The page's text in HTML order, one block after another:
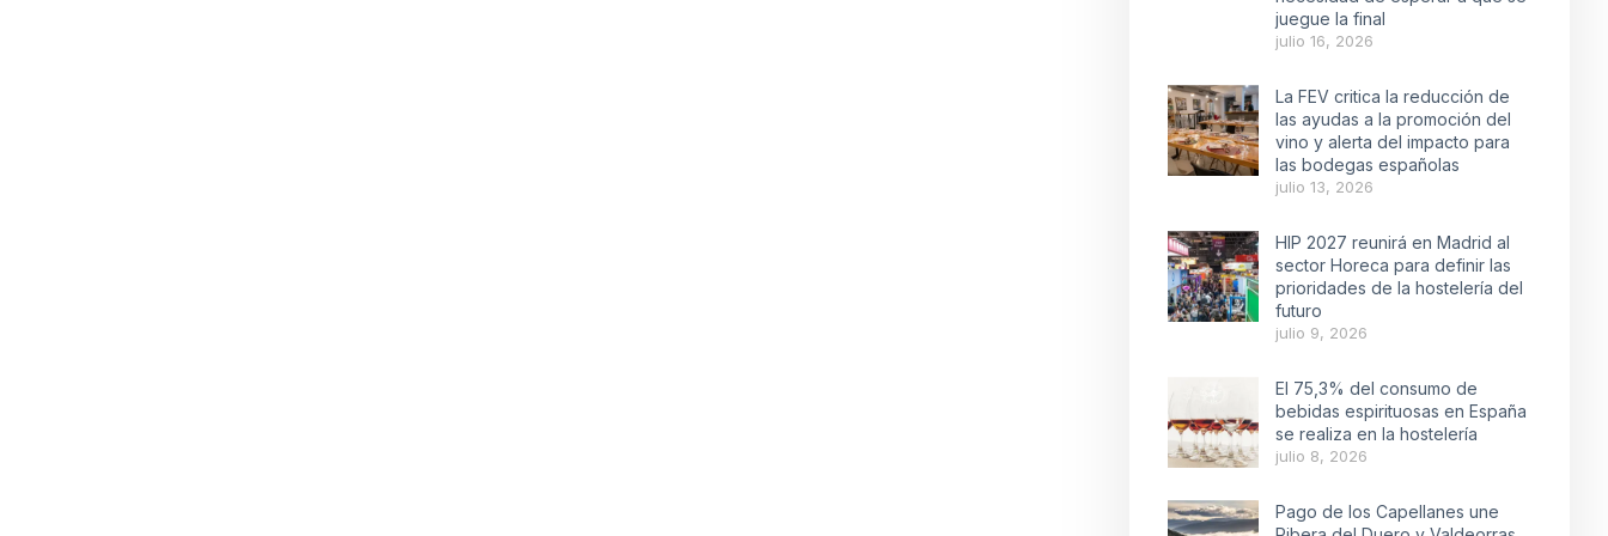
juegue la final
julio 16, 2026
La FEV critica la reducción de
las ayudas a la promoción del
vino y alerta del impacto para
las bodegas españolas
julio 13, 2026
HIP 2027 reunirá en Madrid al
sector Horeca para definir las
prioridades de la hostelería del
futuro
julio 9, 2026
El 75,3% del consumo de
bebidas espirituosas en España
se realiza en la hostelería
julio 8, 2026
Pago de los Capellanes une